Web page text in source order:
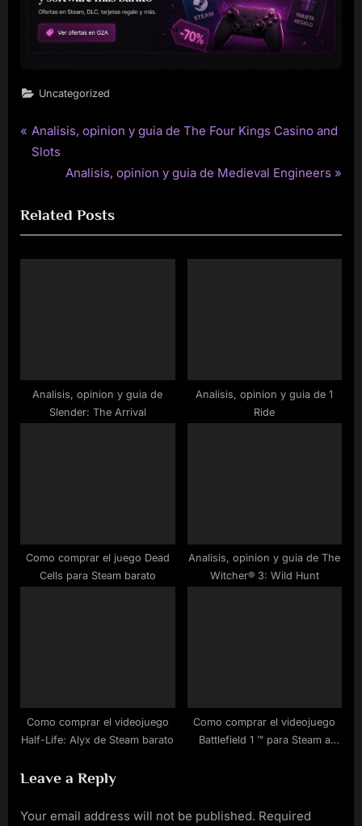
Uncategorized
Post
navigation
P
r
i
o
u
:
Analisis, opinion y guia de The Four Kings Casino and
Slots
N
x
t
P
Analisis, opinion y guia de Medieval Engineers
Related Posts
Analisis, opinion y guia de
Slender: The Arrival
Analisis, opinion y guia de 1
Ride
Como comprar el juego Dead
Cells para Steam barato
Analisis, opinion y guia de The
Witcher® 3: Wild Hunt
Como comprar el videojuego
Half-Life: Alyx de Steam barato
Como comprar el videojuego
Battlefield 1 ™ para Steam a
Leave a Reply
Your email address will not be published. Required